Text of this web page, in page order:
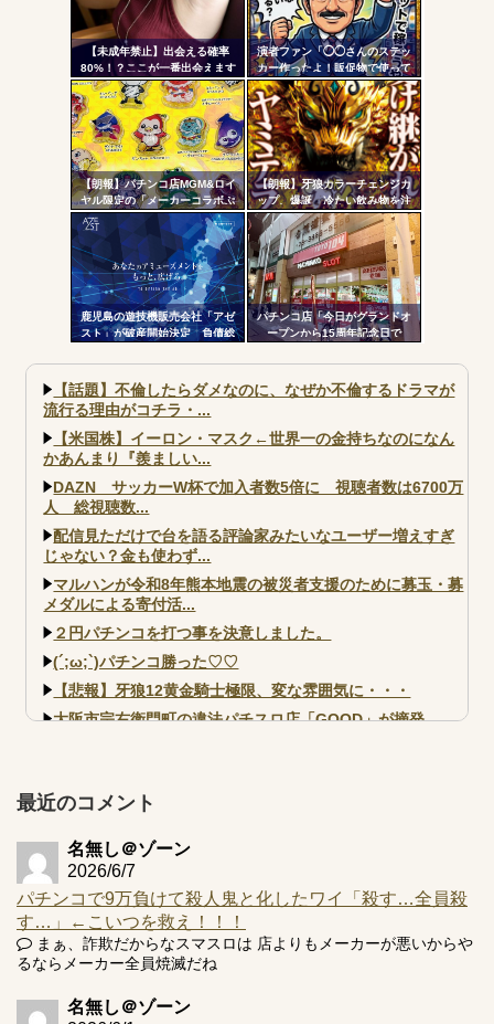
【未成年禁止】出会える確率
80%！？ここが一番出会えます
演者ファン「◯◯さんのステッ
カー作ったよ！販促物で使って
いいよ」ﾎｲ ジャンバリ「勝手
にグッズ作ってタレントに渡さ
ないで」
【朗報】パチンコ店MGM&ロイ
ヤル限定の「メーカーコラボぷ
っくり3Dシール」が可愛いと話
題に！限定生産3000枚らしい
【朗報】牙狼カラーチェンジカ
ップ、爆誕 冷たい飲み物を注
ぐと背景が浮かび上がる
鹿児島の遊技機販売会社「アゼ
スト」が破産開始決定 負債総
パチンコ店「今日がグランドオ
ープンから15周年記念日で
す」
【話題】不倫したらダメなのに、なぜか不倫するドラマが
流行る理由がコチラ・...
【米国株】イーロン・マスク←世界一の金持ちなのになん
かあんまり『羨ましい...
DAZN サッカーW杯で加入者数5倍に 視聴者数は6700万
人 総視聴数...
配信見ただけで台を語る評論家みたいなユーザー増えすぎ
じゃない？金も使わず...
マルハンが令和8年熊本地震の被災者支援のために募玉・募
メダルによる寄付活...
２円パチンコを打つ事を決意しました。
(´;ω;`)パチンコ勝った♡♡
【悲報】牙狼12黄金騎士極限、変な雰囲気に・・・
大阪市宗右衛門町の違法パチスロ店「GOOD」が摘発
【実戦報告】e黄門ちゃま寿限無 初日の評判まとめ！コン
プ報告あり！弱予告...
アズールレーン スロット評価はコイン持ちの悪い疑似ボ天
井の軽い絆？
最近のコメント
名無し＠ゾーン
2026/6/7
パチンコで9万負けて殺人鬼と化したワイ「殺す…全員殺
す…」←こいつを救え！！！
まぁ、詐欺だからなスマスロは 店よりもメーカーが悪いからや
るならメーカー全員焼滅だね
名無し＠ゾーン